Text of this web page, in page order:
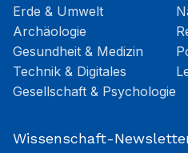
Erde & Umwelt
Archäologie
Gesundheit & Medizin
Technik & Digitales
Gesellschaft & Psychologie
Wissenschaft-